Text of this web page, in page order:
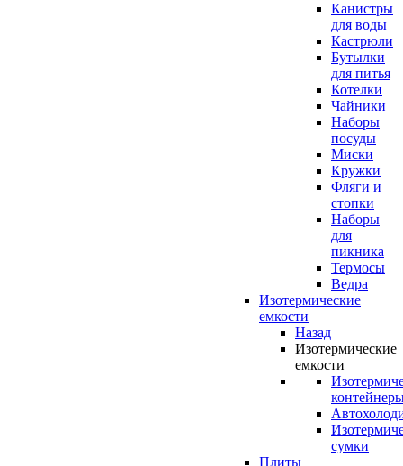
Канистры
для воды
Кастрюли
Бутылки
для питья
Котелки
Чайники
Наборы
посуды
Миски
Кружки
Фляги и
стопки
Наборы
для
пикника
Термосы
Ведра
Изотермические
емкости
Назад
Изотермические
емкости
сумки
Плиты